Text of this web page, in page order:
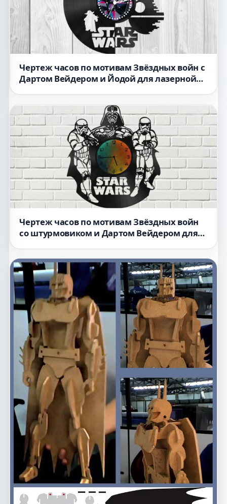
Чертеж часов по мотивам Звёздных войн с
Дартом Вейдером и Йодой для лазерной
Чертеж часов по мотивам Звёздных войн
со штурмовиком и Дартом Вейдером для